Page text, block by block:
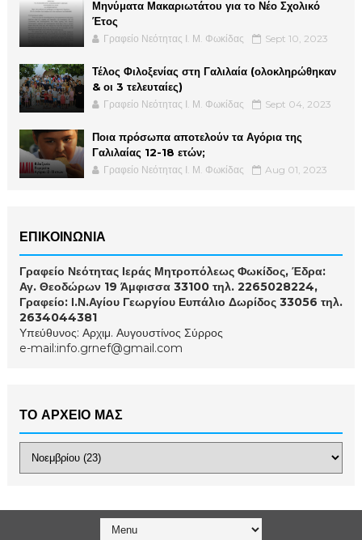
Μηνύματα Μακαριωτάτου για το Νέο Σχολικό
Έτος
Γραφείο Νεότητας Ι. Μ. Φωκίδας Sept 10, 2023
Τέλος Φιλοξενίας στη Γαλιλαία (ολοκληρώθηκαν
& οι 3 τελευταίες)
Γραφείο Νεότητας Ι. Μ. Φωκίδας Sept 04, 2023
Ποια πρόσωπα αποτελούν τα Αγόρια της
Γαλιλαίας 12-18 ετών;
Γραφείο Νεότητας Ι. Μ. Φωκίδας Aug 01, 2023
ΕΠΙΚΟΙΝΩΝΙΑ
Γραφείο Νεότητας Ιεράς Μητροπόλεως Φωκίδος, Έδρα:
Αγ. Θεοδώρων 19 Άμφισσα 33100 τηλ. 2265028224,
Γραφείο: Ι.Ν.Αγίου Γεωργίου Ευπάλιο Δωρίδος 33056 τηλ.
2634044381
Υπεύθυνος: Αρχιμ. Αυγουστίνος Σύρρος
e-mail:info.grnef@gmail.com
ΤΟ ΑΡΧΕΙΟ ΜΑΣ